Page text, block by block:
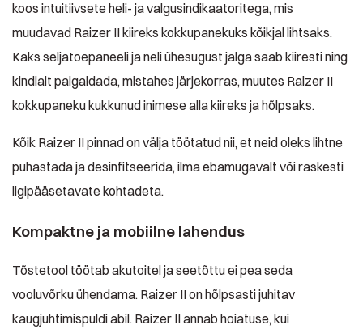
koos intuitiivsete heli- ja valgusindikaatoritega, mis
muudavad Raizer II kiireks kokkupanekuks kõikjal lihtsaks.
Kaks seljatoepaneeli ja neli ühesugust jalga saab kiiresti ning
kindlalt paigaldada, mistahes järjekorras, muutes Raizer II
kokkupaneku kukkunud inimese alla kiireks ja hõlpsaks.
Kõik Raizer II pinnad on välja töötatud nii, et neid oleks lihtne
puhastada ja desinfitseerida, ilma ebamugavalt või raskesti
ligipääsetavate kohtadeta.
Kompaktne ja mobiilne lahendus
Tõstetool töötab akutoitel ja seetõttu ei pea seda
vooluvõrku ühendama. Raizer II on hõlpsasti juhitav
kaugjuhtimispuldi abil. Raizer II annab hoiatuse, kui